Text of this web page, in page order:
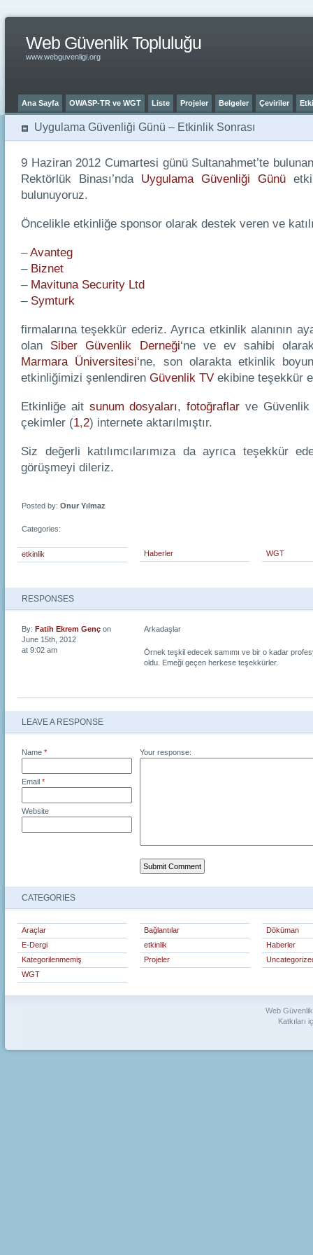
Web Güvenlik Topluluğu
www.webguvenligi.org
Ana Sayfa OWASP-TR ve WGT Liste Projeler Belgeler Çeviriler
Uygulama Güvenliği Günü – Etkinlik Sonrası
9 Haziran 2012 Cumartesi günü Sultanahmet’te
Rektörlük Binası’nda Uygulama Güvenliği Günü
bulunuyoruz.
Öncelikle etkinliğe sponsor olarak destek veren ve
–Avanteg
– Biznet
– Mavituna Security Ltd
– Symturk
firmalarına teşekkür ederiz. Ayrıca etkinlik alanının
olan Siber Güvenlik Derneği‘ne ve ev sahibi
Marmara Üniversitesi‘ne, son olarakta etkinlik
etkinliğimizi şenlendiren Güvenlik TV ekibine teşekkür
Etkinliğe ait sunum dosyaları,fotoğraflar ve Güvenlik
çekimler (1,2) internete aktarılmıştır.
Siz değerli katılımcılarımıza da ayrıca teşekkür
görüşmeyi dileriz.
Posted by: Onur Yılmaz
Categories:
etkinlik Haberler WGT
RESPONSES
Arkadaşlar
Örnek teşkil edecek samımı ve bir o kadar
oldu. Emeği geçen herkese teşekkürler.
By: Fatih Ekrem Genç on
June 15th, 2012
at 9:02 am
LEAVE A RESPONSE
Name *
Email *
Website
Your response:
CATEGORIES
Araçlar Bağlantılar
Döküman
E-Dergi
etkinlik
Haberler
Kategorilenmemiş
Projeler
WGT
Web
Katkıları